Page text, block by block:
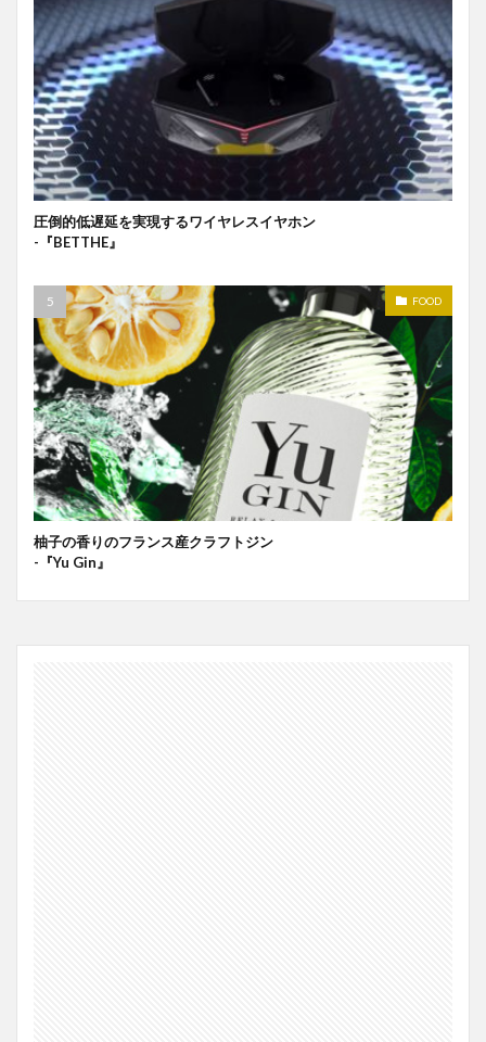
圧倒的低遅延を実現するワイヤレスイヤホン
-『BETTHE』
FOOD
柚子の香りのフランス産クラフトジン
-『Yu Gin』